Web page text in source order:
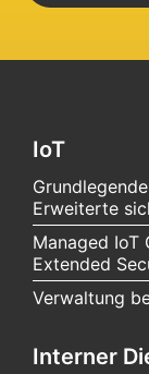
IoT
Erweiterte
Managed IoT
Extended
Verwaltung
Interner